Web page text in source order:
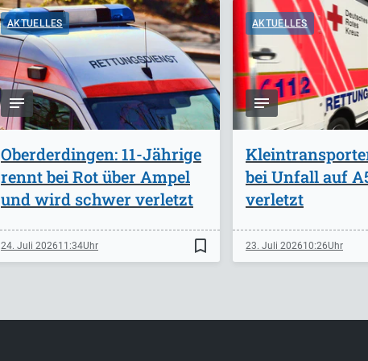
AKTUELLES
Oberderdingen: 11-Jährige
rennt bei Rot über Ampel
und wird schwer verletzt
24. Juli 202611:34 bookmark_border
AKTUELLES
bei Unfall auf
verletzt
23. Juli 202610:26